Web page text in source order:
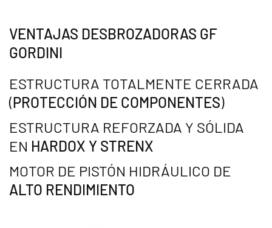
VENTAJAS DESBROZADORAS GF
GORDINI
ESTRUCTURA TOTALMENTE CERRADA
(PROTECCIÓN DE COMPONENTES)
ESTRUCTURA REFORZADA Y SÓLIDA
EN HARDOX Y STRENX
MOTOR DE PISTÓN HIDRÁULICO DE
ALTO RENDIMIENTO